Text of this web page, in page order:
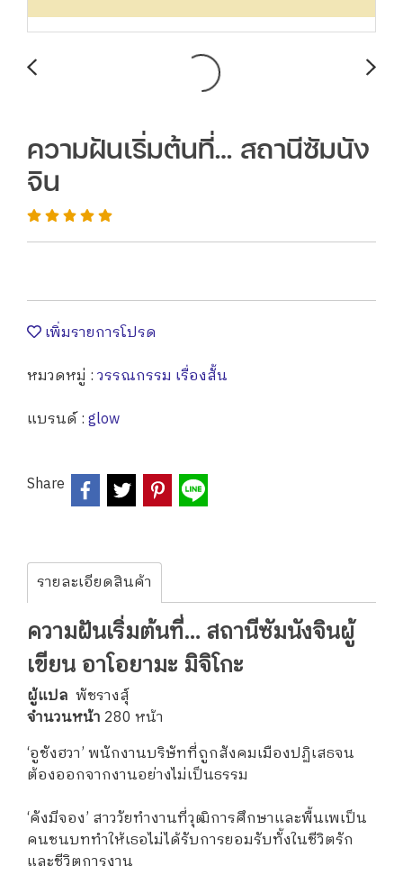
ความฝันเริ่มต้นที่… สถานีซัมนัง
จิน
เพิ่มรายการโปรด
หมวดหมู่ :วรรณกรรม เรื่องสั้น
แบรนด์ :glow
Share
รายละเอียดสินค้า
ความฝันเริ่มต้นที่… สถานีซัมนังจินผู้
เขียน อาโอยามะ มิจิโกะ
ผู้แปล พัชรางสุ์
จำนวนหน้า 280 หน้า
‘อูชังฮวา’ พนักงานบริษัทที่ถูกสังคมเมืองปฏิเสธจน
ต้องออกจากงานอย่างไม่เป็นธรรม
‘คังมีจอง’ สาววัยทำงานที่วุฒิการศึกษาและพื้นเพเป็น
คนชนบททำให้เธอไม่ได้รับการยอมรับทั้งในชีวิตรัก
และชีวิตการงาน